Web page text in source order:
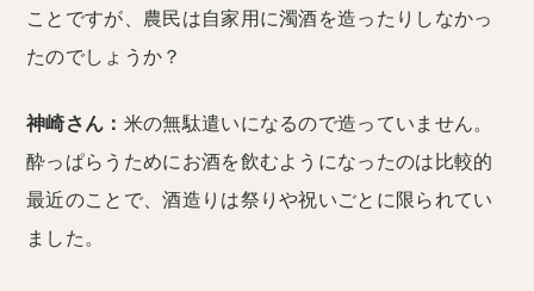
ことですが、農民は自家用に濁酒を造ったりしなかっ
たのでしょうか？
神崎さん： 米の無駄遣いになるので造っていません。
酔っぱらうためにお酒を飲むようになったのは比較的
最近のことで、酒造りは祭りや祝いごとに限られてい
ました。